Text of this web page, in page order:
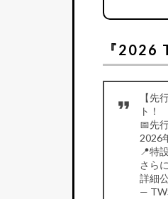
『2026
【先
ト！
📅先
2026
📍特
さら
詳細
—